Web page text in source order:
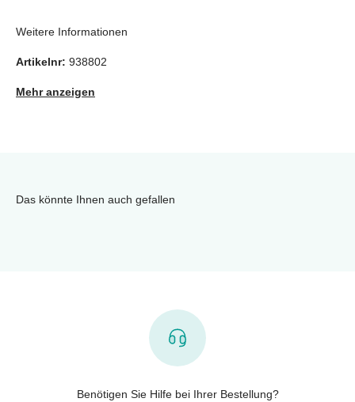
Weitere Informationen
Artikelnr: 938802
Mehr anzeigen
Das könnte Ihnen auch gefallen
Benötigen Sie Hilfe bei Ihrer Bestellung?